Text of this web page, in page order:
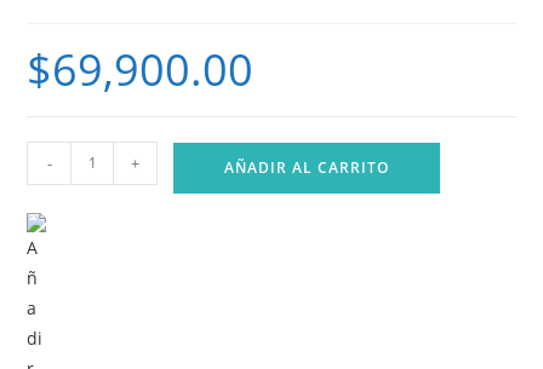
$69,900.00
Audifonos
Gamers
cantidad
- + AÑADIR AL CARRITO